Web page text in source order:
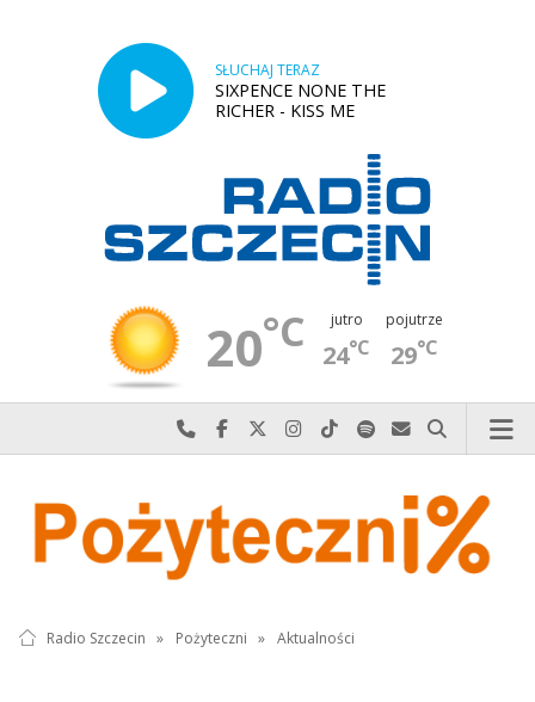
SŁUCHAJ TERAZ
SIXPENCE NONE THE
RICHER - KISS ME
20°C jutro
24°C
pojutrze
29°C
Najlepiej po prostu do nas zadzwoń
Odwiedź nas na Facebook-u
Odwiedź nas na X
Odwiedź nas na Instagram-ie
Odwiedź nas na TikTok-u
Szukaj nas na Spotify
Wyślij do nas
Szukaj
Radio Szczecin » Pożyteczni » Aktualności